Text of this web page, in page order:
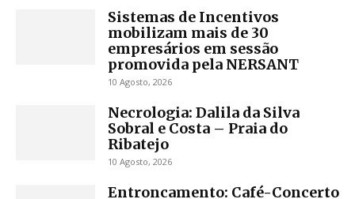
Sistemas de Incentivos
mobilizam mais de 30
empresários em sessão
promovida pela NERSANT
10 Agosto, 2026
Necrologia: Dalila da Silva
Sobral e Costa – Praia do
Ribatejo
10 Agosto, 2026
Entroncamento: Café-Concerto